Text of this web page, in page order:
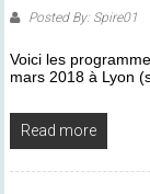
Posted By: Spire01
Voici les
mars 2018 à Lyon
Read more